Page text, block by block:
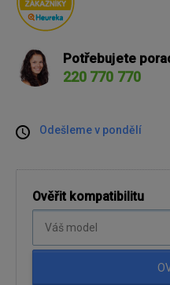
Potřebujete
220 770 770
Odešleme v pondělí
Ověřit kompatibilitu